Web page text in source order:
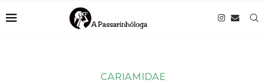
CARIAMIDAE